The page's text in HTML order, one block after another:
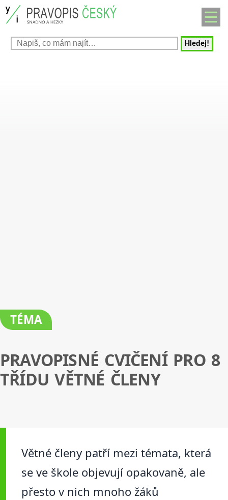
Hledej!
TÉMA
PRAVOPISNÉ CVIČENÍ PRO 8
TŘÍDU VĚTNÉ ČLENY
Větné členy patří mezi témata, která
se ve škole objevují opakovaně, ale
přesto v nich mnoho žáků